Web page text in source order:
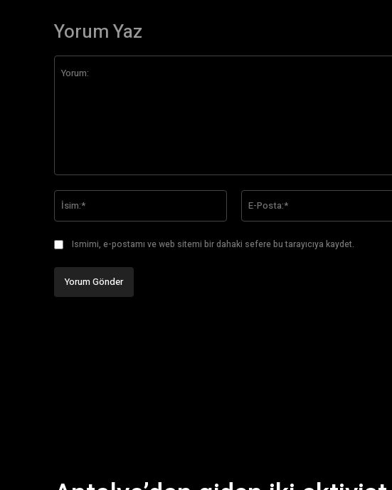
Yorum Yaz
Ismimi, e-postamı ve web sitemi bir dahaki sefere bu tarayıcıya kaydet.